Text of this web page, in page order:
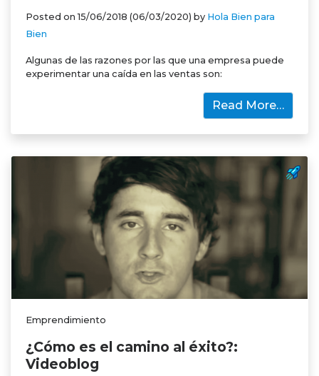
Posted on15/06/2018 (06/03/2020) by Hola Bien para
Bien
Algunas de las razones por las que una empresa puede
experimentar una caída en las ventas son:
Read More…
Emprendimiento
¿Cómo es el camino al éxito?:
Videoblog